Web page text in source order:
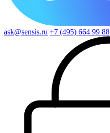
ask@sensis.ru +7 (495) 664 99 88